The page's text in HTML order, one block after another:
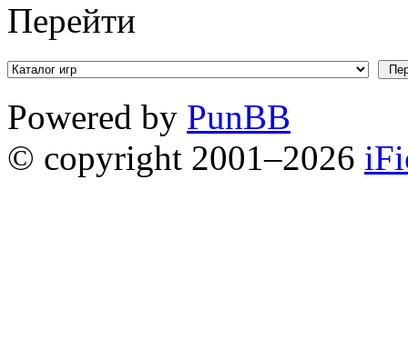
Перейти
Powered by PunBB
© copyright 2001–2026